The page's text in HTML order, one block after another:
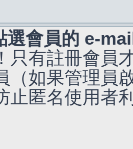
選會員的 e-
只有註冊會員
（如果管理員
止匿名使用者